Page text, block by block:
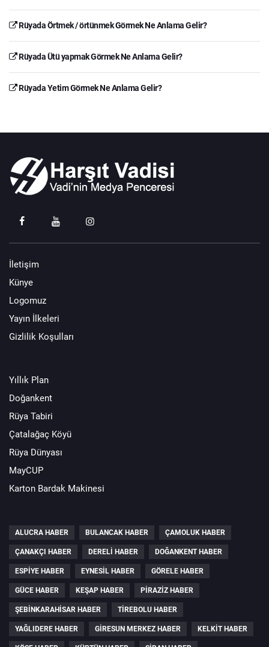
Rüyada Örtmek / örtünmek Görmek Ne Anlama Gelir?
Rüyada Ütü yapmak Görmek Ne Anlama Gelir?
Rüyada Yetim Görmek Ne Anlama Gelir?
İletişim
Künye
Logomuz
Yayın İlkeleri
Gizlilik Koşulları
Yıllık Plan
Doğankent
Rüya Tabiri
Çatalağaç Köyü
Rüya Dünyası
MayCUP
Karton Bardak Makinesi
ALUCRA HABER BULANCAK HABER ÇAMOLUK HABER
ÇANAKÇI HABER DERELI HABER DOĞANKENT HABER
ESPIYE HABER EYNESIL HABER GÖRELE HABER
GÜCE HABER KEŞAP HABER PIRAZIZ HABER
ŞEBINKARAHISAR HABER TIREBOLU HABER
YAĞLIDERE HABER GIRESUN MERKEZ HABER KELKIT HABER